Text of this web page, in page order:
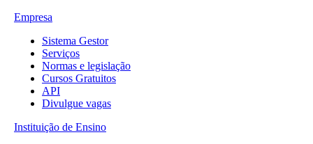
Empresa
Sistema Gestor
Serviços
Normas e legislação
Cursos Gratuitos
API
Divulgue vagas
Instituição de Ensino